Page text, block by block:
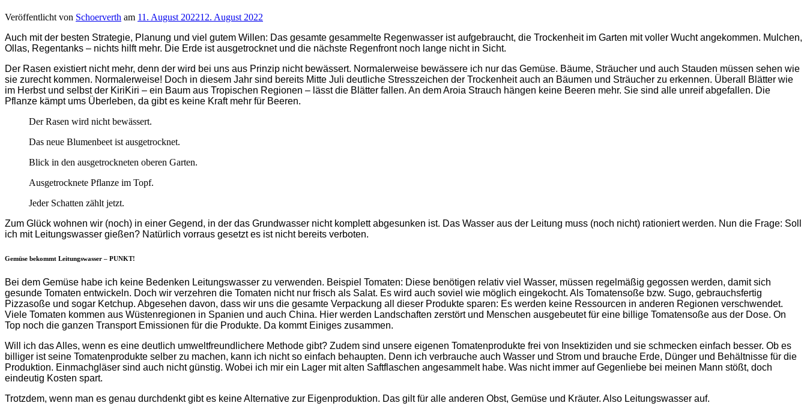
Veröffentlicht von Schoerverth am 11. August 202212. August 2022
Auch mit der besten Strategie, Planung und viel gutem Willen: Das gesamte gesammelte Regenwasser ist aufgebraucht, die Trockenheit im Garten mit voller Wucht angekommen. Mulchen,
Ollas, Regentanks – nichts hilft mehr. Die Erde ist ausgetrocknet und die nächste Regenfront noch lange nicht in Sicht.
Der Rasen existiert nicht mehr, denn der wird bei uns aus Prinzip nicht bewässert. Normalerweise bewässere ich nur das Gemüse. Bäume, Sträucher und auch Stauden müssen sehen wie
sie zurecht kommen. Normalerweise! Doch in diesem Jahr sind bereits Mitte Juli deutliche Stresszeichen der Trockenheit auch an Bäumen und Sträucher zu erkennen. Überall Blätter wie
im Herbst und selbst der KiriKiri – ein Baum aus Tropischen Regionen – lässt die Blätter fallen. An dem Aroia Strauch hängen keine Beeren mehr. Sie sind alle unreif abgefallen. Die
Pflanze kämpt ums Überleben, da gibt es keine Kraft mehr für Beeren.
Der Rasen wird nicht bewässert.
Das neue Blumenbeet ist ausgetrocknet.
Blick in den ausgetrockneten oberen Garten.
Ausgetrocknete Pflanze im Topf.
Jeder Schatten zählt jetzt.
Zum Glück wohnen wir (noch) in einer Gegend, in der das Grundwasser nicht komplett abgesunken ist. Das Wasser aus der Leitung muss (noch nicht) rationiert werden. Nun die Frage: Soll
ich mit Leitungswasser gießen? Natürlich vorraus gesetzt es ist nicht bereits verboten.
Gemüse bekommt Leitungswasser – PUNKT!
Bei dem Gemüse habe ich keine Bedenken Leitungswasser zu verwenden. Beispiel Tomaten: Diese benötigen relativ viel Wasser, müssen regelmäßig gegossen werden, damit sich
gesunde Tomaten entwickeln. Doch wir verzehren die Tomaten nicht nur frisch als Salat. Es wird auch soviel wie möglich eingekocht. Als Tomatensoße bzw. Sugo, gebrauchsfertig
Pizzasoße und sogar Ketchup. Abgesehen davon, dass wir uns die gesamte Verpackung all dieser Produkte sparen: Es werden keine Ressourcen in anderen Regionen verschwendet.
Viele Tomaten kommen aus Wüstenregionen in Spanien und auch China. Hier werden Landschaften zerstört und Menschen ausgebeutet für eine billige Tomatensoße aus der Dose. On
Top noch die ganzen Transport Emissionen für die Produkte. Da kommt Einiges zusammen.
Will ich das Alles, wenn es eine deutlich umweltfreundlichere Methode gibt? Zudem sind unsere eigenen Tomatenprodukte frei von Insektiziden und sie schmecken einfach besser. Ob es
billiger ist seine Tomatenprodukte selber zu machen, kann ich nicht so einfach behaupten. Denn ich verbrauche auch Wasser und Strom und brauche Erde, Dünger und Behältnisse für die
Produktion. Einmachgläser sind auch nicht günstig. Wobei ich mir ein Lager mit alten Saftflaschen angesammelt habe. Was nicht immer auf Gegenliebe bei meinen Mann stößt, doch
eindeutig Kosten spart.
Trotzdem, wenn man es genau durchdenkt gibt es keine Alternative zur Eigenproduktion. Das gilt für alle anderen Obst, Gemüse und Kräuter. Also Leitungswasser auf.